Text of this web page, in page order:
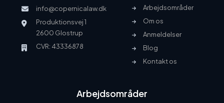
Arbejdsområder
Om os
Anmeldelser
Blog
Kontakt os
Arbejdsområder
info@copernicalaw.dk
Produktionsvej 1
2600 Glostrup
CVR: 43336878